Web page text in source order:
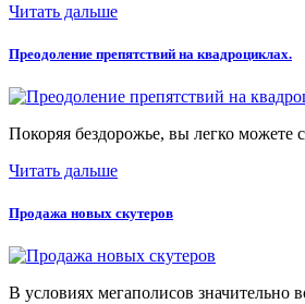
Читать дальше
Преодоление препятствий на квадроциклах.
Покоряя бездорожье, вы легко можете
Читать дальше
Продажа новых скутеров
В условиях мегаполисов значительно